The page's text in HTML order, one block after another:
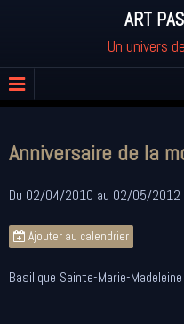
ART
Un univers
Anniversaire de la
Du 02/04/2010 au 02/05/2012
Ajouter au calendrier
Basilique Sainte-Marie-